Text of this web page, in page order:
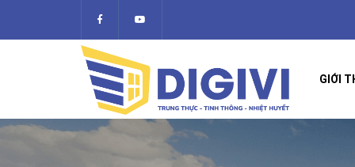
GIỚI